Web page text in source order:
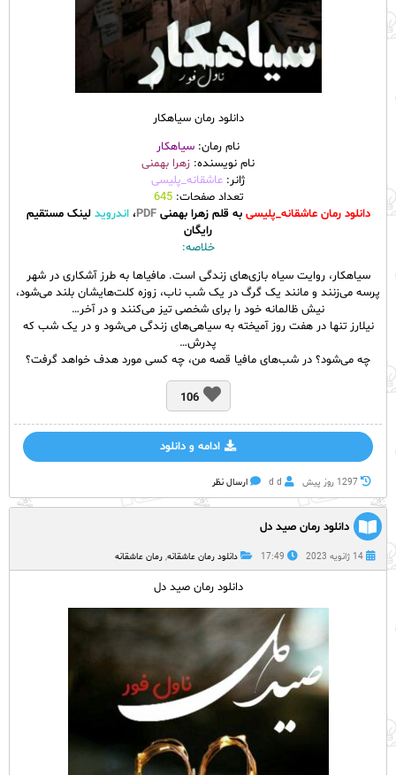
دانلود رمان سیاهکار
نام رمان: سیاهکار
نام نویسنده: زهرا بهمنی
ژانر: عاشقانه_پلیسی
تعداد صفحات:645
دانلود رمان عاشقانه_پلیسی به قلم زهرا بهمنیPDF،اندروید لینک مستقیم
رایگان
خلاصه:
سیاهکار، روایت سیاه بازی‌های زندگی است. مافیاها به طرز آشکاری در شهر
پرسه می‌زنند و مانند یک گرگ در یک شب ناب، زوزه کلت‌هایشان بلند می‌شود،
نیش ظالمانه خود را برای شخصی تیز می‌کنند و در آخر…
نیلارز تنها در هفت روز آمیخته به سیاهی‌های زندگی می‌شود و در یک شب که
پدرش…
چه می‌شود؟ در شب‌های مافیا قصه من، چه کسی مورد هدف خواهد گرفت؟
106
ادامه و دانلود
1297 روز پيش d d ارسال نظر
دانلود رمان صید دل
14 ژانویه 2023 17:49 دانلود رمان عاشقانه, رمان عاشقانه
دانلود رمان صید دل